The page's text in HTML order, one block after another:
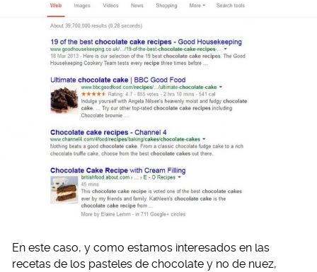
En este caso, y como estamos interesados en las
recetas de los pasteles de chocolate y no de nuez,